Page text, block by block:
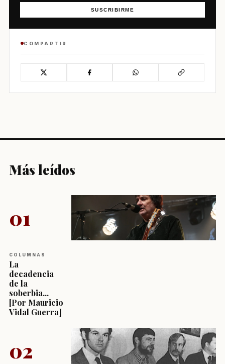
SUSCRIBIRME
COMPARTIR
Más leídos
01
COLUMNAS
La
decadencia
de la
soberbia...
[Por Mauricio
Vidal Guerra]
02